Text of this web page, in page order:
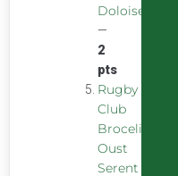
Doloise
—
2
pts
Rugby
Club
Broceliande
Oust
Serent